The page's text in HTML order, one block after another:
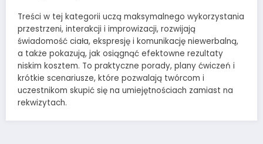
Treści w tej kategorii uczą maksymalnego wykorzystania
przestrzeni, interakcji i improwizacji, rozwijają
świadomość ciała, ekspresję i komunikację niewerbalną,
a także pokazują, jak osiągnąć efektowne rezultaty
niskim kosztem. To praktyczne porady, plany ćwiczeń i
krótkie scenariusze, które pozwalają twórcom i
uczestnikom skupić się na umiejętnościach zamiast na
rekwizytach.